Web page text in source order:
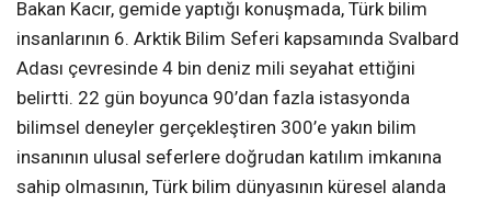
Bakan Kacır, gemide yaptığı konuşmada, Türk bilim
insanlarının 6. Arktik Bilim Seferi kapsamında Svalbard
Adası çevresinde 4 bin deniz mili seyahat ettiğini
belirtti. 22 gün boyunca 90’dan fazla istasyonda
bilimsel deneyler gerçekleştiren 300’e yakın bilim
insanının ulusal seferlere doğrudan katılım imkanına
sahip olmasının, Türk bilim dünyasının küresel alanda